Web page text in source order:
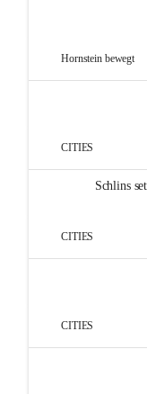
Hornstein bewegt
CITIES
Schlins
CITIES
CITIES